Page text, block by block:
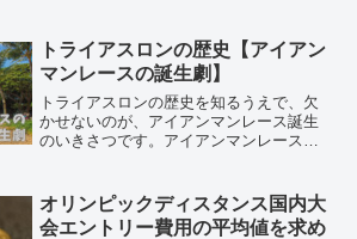
トライアスロンの歴史【アイアン
マンレースの誕生劇】
トライアスロンの歴史を知るうえで、欠
かせないのが、アイアンマンレース誕生
のいきさつです。アイアンマンレースス
どのように生まれたのでしょうか？有名
すぎるその誕生...
オリンピックディスタンス国内大
会エントリー費用の平均値を求め